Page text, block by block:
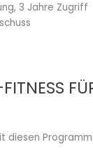
3 Jahre Zugriff
diesen